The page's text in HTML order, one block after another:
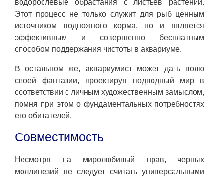
водорослевые обрастания с листьев растений.
Этот процесс не только служит для рыб ценным
источником подножного корма, но и является
эффективным и совершенно бесплатным
способом поддержания чистоты в аквариуме.
В остальном же, аквариумист может дать волю
своей фантазии, проектируя подводный мир в
соответствии с личным художественным замыслом,
помня при этом о фундаментальных потребностях
его обитателей.
Совместимость
Несмотря на миролюбивый нрав, черных
моллинезий не следует считать универсальными